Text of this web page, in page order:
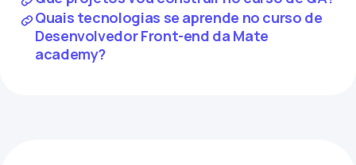
Quais tecnologias se aprende no curso de
Desenvolvedor Front-end da Mate
academy?